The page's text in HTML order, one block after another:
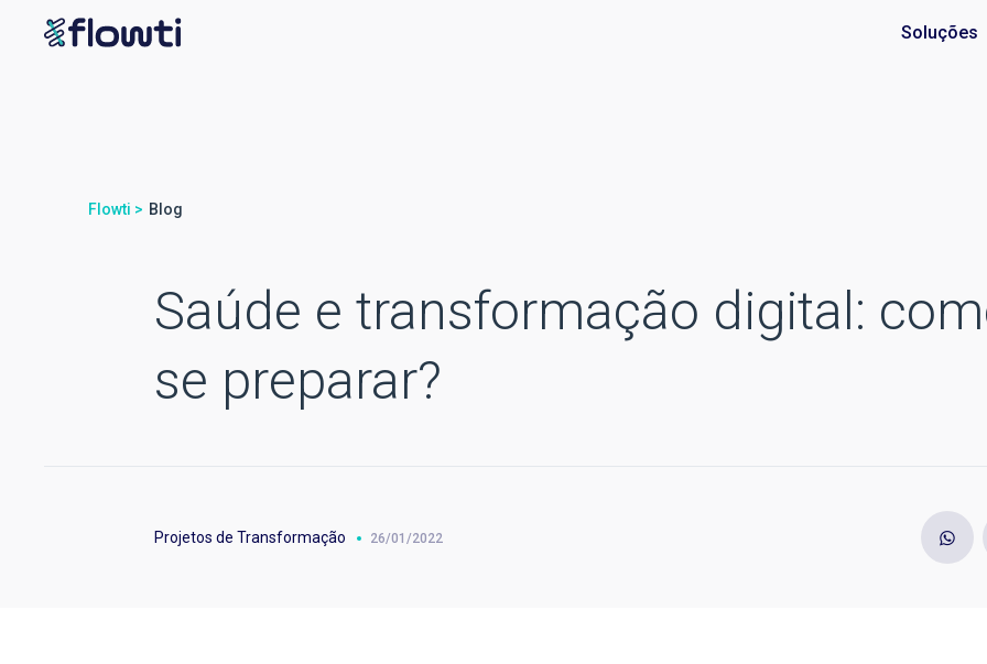
Soluções
Flowti > Blog
Saúde e transformação digital:
se preparar?
Projetos de Transformação 26/01/2022